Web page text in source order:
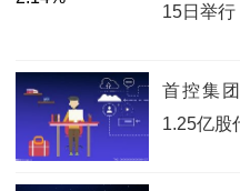
15日举行
首控集
1.25亿股